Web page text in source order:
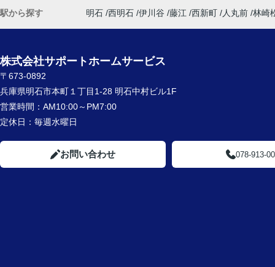
駅から探す 明石 西明石 伊川谷 藤江 西新町 人丸前 林崎
株式会社サポートホームサービス
〒673-0892
兵庫県明石市本町１丁目1-28 明石中村ビル1F
営業時間： AM10:00～PM7:00
定休日： 毎週水曜日
お問い合わせ 078-913-